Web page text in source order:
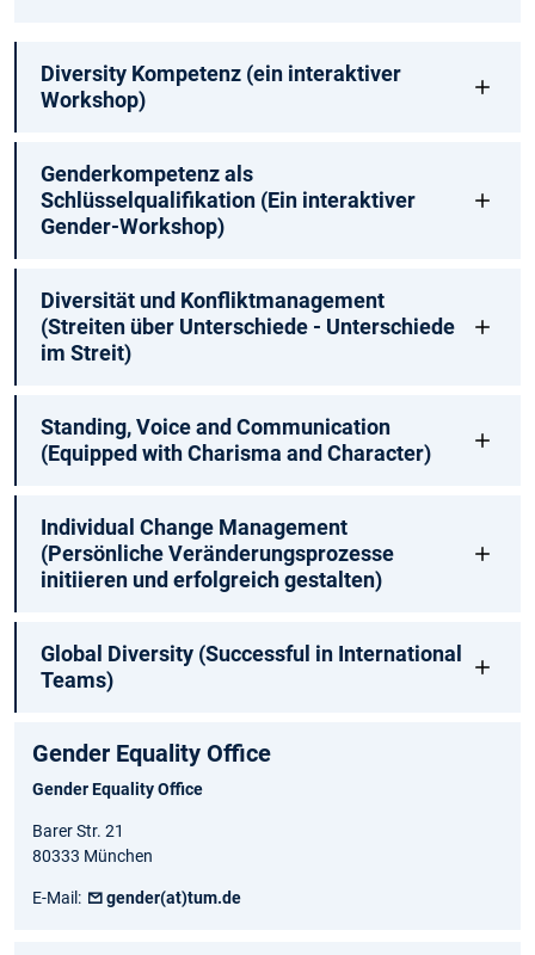
Diversity Kompetenz (ein interaktiver
Workshop)
Genderkompetenz als
Schlüsselqualifikation (Ein interaktiver
Gender-Workshop)
Diversität und Konfliktmanagement
(Streiten über Unterschiede - Unterschiede
im Streit)
Standing, Voice and Communication
(Equipped with Charisma and Character)
Individual Change Management
(Persönliche Veränderungsprozesse
initiieren und erfolgreich gestalten)
Global Diversity (Successful in International
Teams)
Gender Equality Office
Gender Equality Office
Barer Str. 21
80333 München
E-Mail: gender(at)tum.de